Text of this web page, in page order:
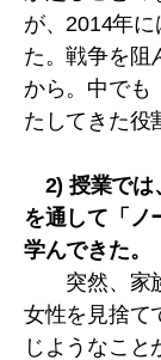
が、2014年
た。戦争を阻
から。中でも
たしてきた役
2) 授業では
を通して「ノ
学んできた。
突然、家族
女性を見捨て
じようなこ